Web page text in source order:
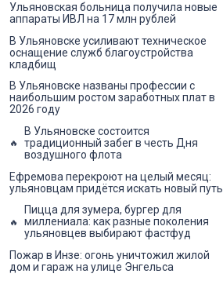
Ульяновская больница получила новые
аппараты ИВЛ на 17 млн рублей
В Ульяновске усиливают техническое
оснащение служб благоустройства
кладбищ
В Ульяновске названы профессии с
наибольшим ростом заработных плат в
2026 году
В Ульяновске состоится
традиционный забег в честь Дня
воздушного флота
Ефремова перекроют на целый месяц:
ульяновцам придётся искать новый путь
Пицца для зумера, бургер для
миллениала: как разные поколения
ульяновцев выбирают фастфуд
Пожар в Инзе: огонь уничтожил жилой
дом и гараж на улице Энгельса